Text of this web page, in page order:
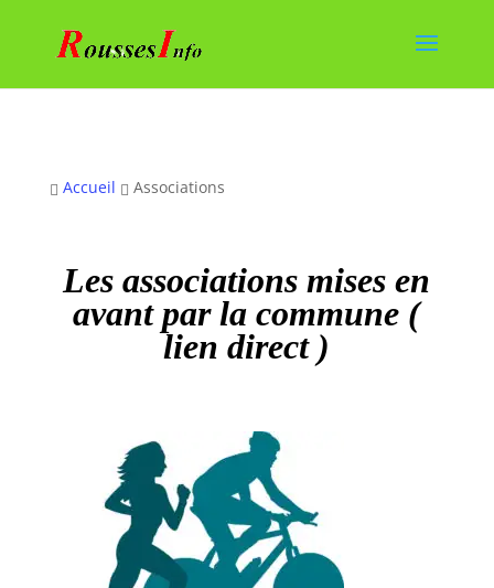
 Accueil  Associations
Les associations mises en
avant par la commune (
lien direct )